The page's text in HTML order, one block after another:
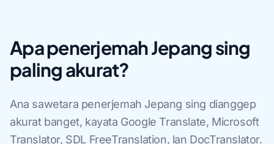
Apa penerjemah Jepang sing
paling akurat?
Ana sawetara penerjemah Jepang sing dianggep
akurat banget, kayata Google Translate, Microsoft
Translator, SDL FreeTranslation, lan DocTranslator.